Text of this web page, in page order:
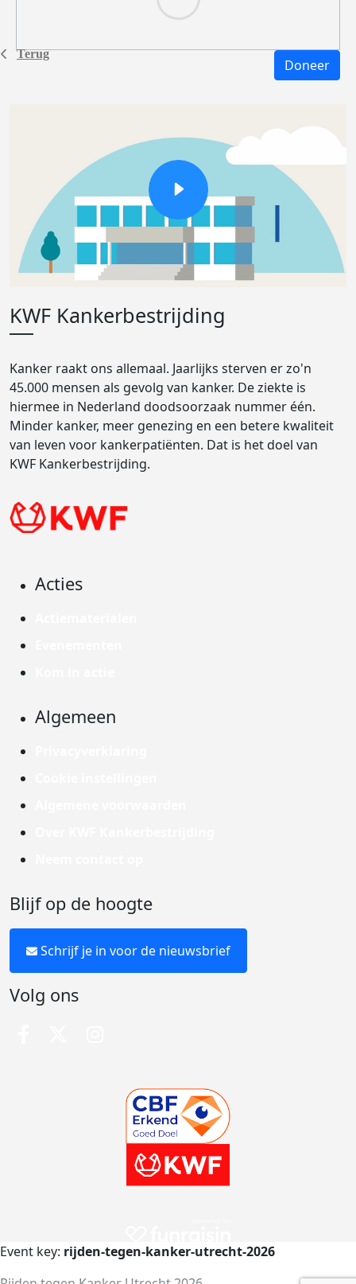
Terug
Doneer
KWF Kankerbestrijding
Kanker raakt ons allemaal. Jaarlijks sterven er zo'n
45.000 mensen als gevolg van kanker. De ziekte is
hiermee in Nederland doodsoorzaak nummer één.
Minder kanker, meer genezing en een betere kwaliteit
van leven voor kankerpatiënten. Dat is het doel van
KWF Kankerbestrijding.
Acties
Algemeen
Blijf op de hoogte
Schrijf je in voor de nieuwsbrief
Volg ons
Event key: rijden-tegen-kanker-utrecht-2026